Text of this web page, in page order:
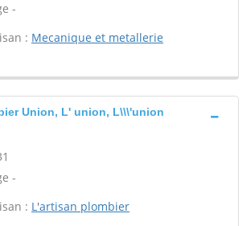
-
: Mecanique et metallerie
Union, L' union, L\\\'union
-
: L'artisan plombier